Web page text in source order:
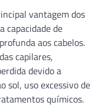
vantagem dos
capacidade de
aos cabelos.
capilares,
devido a
sol, uso excessivo de
químicos.